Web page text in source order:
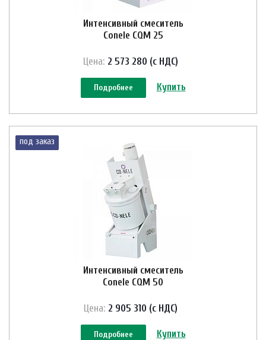
Интенсивный смеситель
Conele CQM 25
Цена: 2 573 280 (с НДС)
Подробнее Купить
под заказ
Интенсивный смеситель
Conele CQM 50
Цена: 2 905 310 (с НДС)
Подробнее Купить